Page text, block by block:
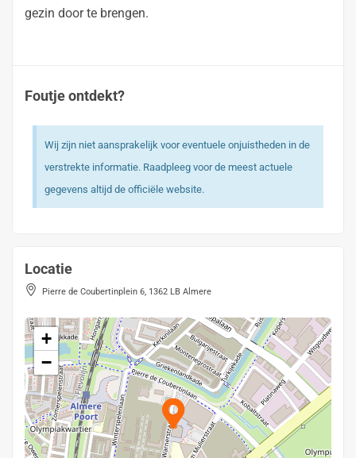
gezin door te brengen.
Foutje ontdekt?
Wij zijn niet aansprakelijk voor eventuele onjuistheden in de
verstrekte informatie. Raadpleeg voor de meest actuele
gegevens altijd de officiële website.
Locatie
Pierre de Coubertinplein 6, 1362 LB Almere
+
−